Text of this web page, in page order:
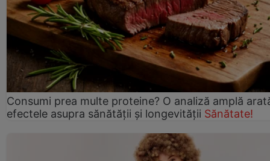
Consumi prea multe proteine? O analiză amplă
efectele asupra sănătății și longevității Sănătate!